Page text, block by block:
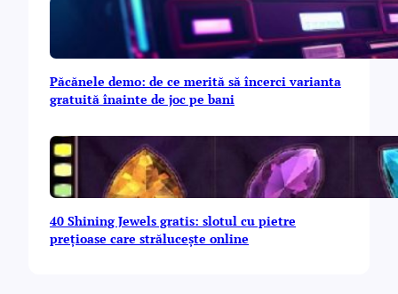
Păcănele demo: de ce merită să încerci varianta
gratuită înainte de joc pe bani
40 Shining Jewels gratis: slotul cu pietre
prețioase care strălucește online